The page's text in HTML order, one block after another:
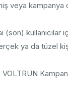
veya kampanya
(son)
ya da tüzel